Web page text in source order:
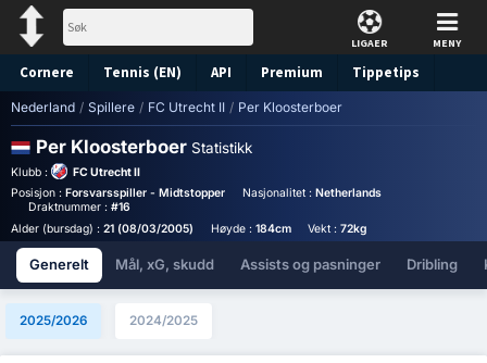
LIGAER MENY
Cornere Tennis (EN) API Premium Tippetips
Nederland / Spillere / FC Utrecht II / Per Kloosterboer
Per Kloosterboer Statistikk
Klubb :
FC Utrecht II
Posisjon : Forsvarsspiller - Midtstopper Nasjonalitet : Netherlands
Draktnummer : #16
Alder (bursdag) : 21 (08/03/2005) Høyde : 184cm Vekt :72kg
Generelt Mål, xG, skudd Assists og pasninger Dribling
2025/2026 2024/2025